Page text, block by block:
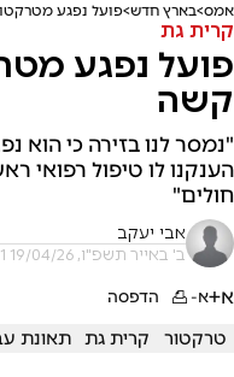
אמס בארץ חדש פועל נפגע
קרית גת
פועל נפגע
קשה
"נמסר לנו בזירה כי הוא
הענקנו לו טיפול רפואי
חולים"
אבי יעקב
ב' באייר תשפ"ו, 19/04/26 12:31
א+א- הדפסה
טרקטור קרית גת תאונת